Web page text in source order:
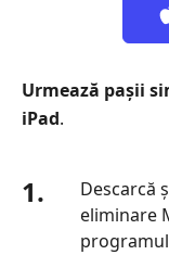
Urmează pașii
iPad.
1.
Descarcă
eliminare